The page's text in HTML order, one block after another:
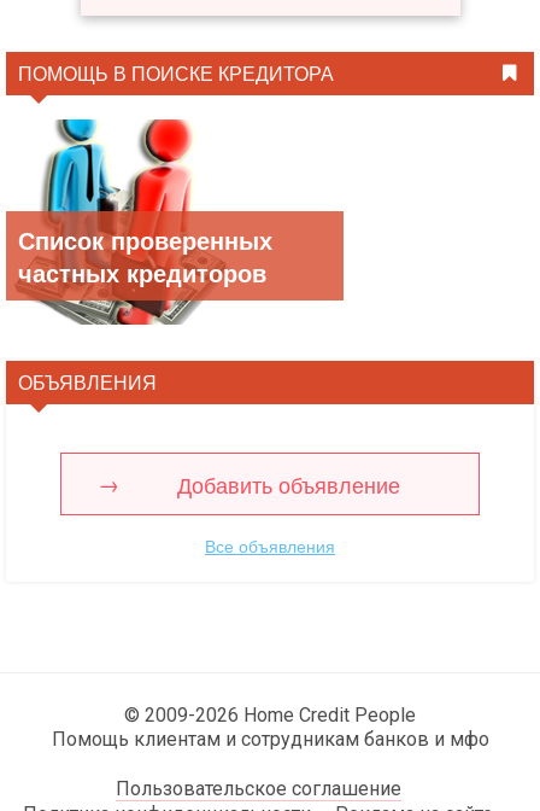
ПОМОЩЬ В ПОИСКЕ КРЕДИТОРА
Список проверенных
частных кредиторов
ОБЪЯВЛЕНИЯ
Добавить объявление
Все объявления
© 2009-2026 Home Credit People
Помощь клиентам и сотрудникам банков и мфо
Пользовательское соглашение